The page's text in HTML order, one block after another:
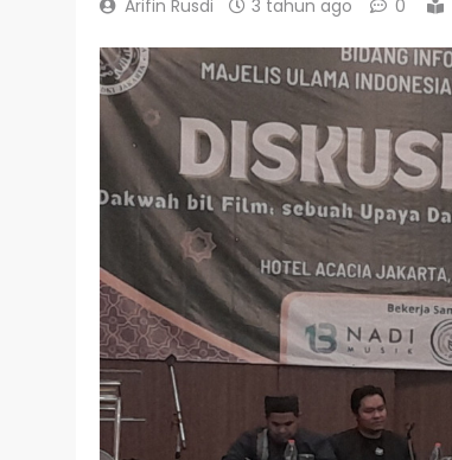
Arifin Rusdi 3 tahun ago 0